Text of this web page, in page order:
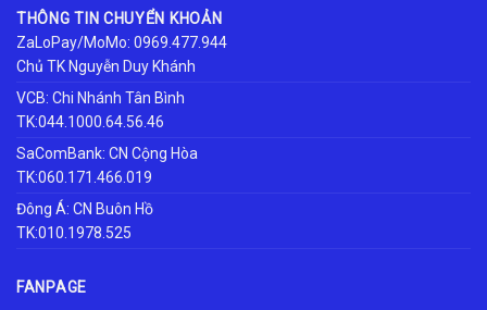
THÔNG TIN CHUYỂN KHOẢN
ZaLoPay/MoMo: 0969.477.944
Chủ TK Nguyễn Duy Khánh
VCB: Chi Nhánh Tân Bình
TK:044.1000.64.56.46
SaComBank: CN Cộng Hòa
TK:060.171.466.019
Đông Á: CN Buôn Hồ
TK:010.1978.525
FANPAGE